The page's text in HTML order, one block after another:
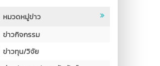
หมวดหมู่ข่าว
ข่าวกิจกรรม
ข่าวทุน/วิจัย